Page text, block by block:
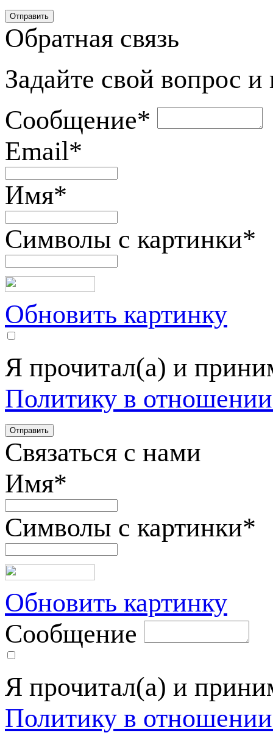
Обратная связь
Задайте свой вопрос
Сообщение*
Email*
Имя*
Символы с картинки*
Обновить картинку
Я прочитал(а) и
Политику в
Связаться с нами
Имя*
Символы с картинки*
Обновить картинку
Сообщение
Я прочитал(а) и
Политику в